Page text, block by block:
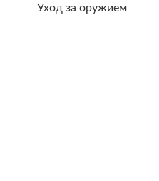
Уход за оружием